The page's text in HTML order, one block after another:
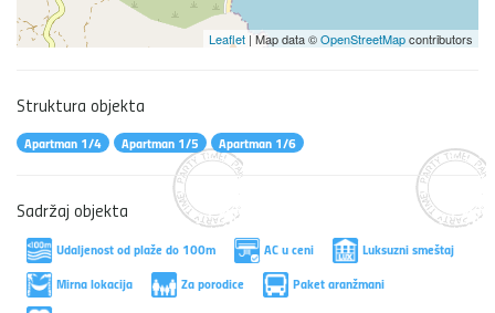
Leaflet | Map data ©OpenStreetMapcontributors
Struktura objekta
Apartman 1/4 Apartman 1/5 Apartman 1/6
Sadržaj objekta
Udaljenost od plaže do 100m AC u ceni
Luksuzni smeštaj
Mirna lokacija
Za porodice
Paket aranžmani